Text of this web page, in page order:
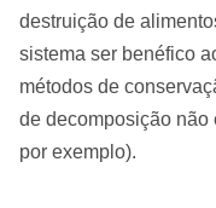
destruição de
sistema ser benéfico
métodos de
de decomposição não
por exemplo).